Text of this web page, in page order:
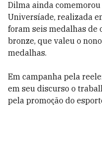
Dilma ainda
Universíade, realizada
foram seis medalhas de
bronze, que valeu o
medalhas.
Em campanha pela
em seu discurso o
pela promoção do